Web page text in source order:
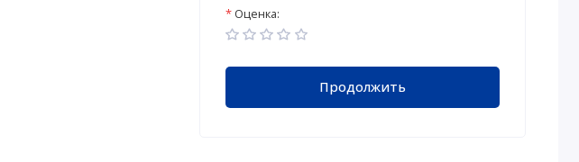
Оценка:
Продолжить